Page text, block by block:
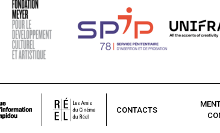
CONTACTS